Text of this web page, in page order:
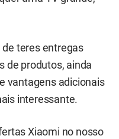
de teres entregas
de produtos, ainda
vantagens adicionais
interessante.
Xiaomi no nosso